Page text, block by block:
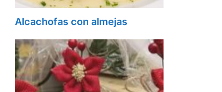
Alcachofas con almejas